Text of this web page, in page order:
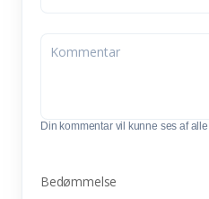
Din kommentar vil kunne ses af
Bedømmelse